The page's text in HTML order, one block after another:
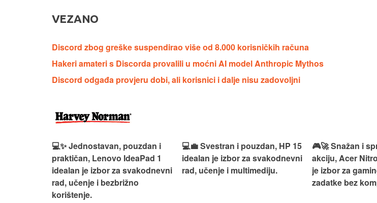
VEZANO
Discord zbog greške suspendirao više od 8.000 korisničkih računa
Hakeri amateri s Discorda provalili u moćni AI model Anthropic Mythos
Discord odgađa provjeru dobi, ali korisnici i dalje nisu zadovoljni
💻✨ Jednostavan, pouzdan i
praktičan, Lenovo IdeaPad 1
idealan je izbor za svakodnevni
rad, učenje i bezbrižno
korištenje.
💻💼 Svestran i pouzdan, HP 15
idealan je izbor za svakodnevni
rad, učenje i multimediju.
🎮🚀 Snažan i
akciju, Acer
je izbor za
zadatke bez